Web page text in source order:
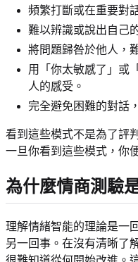
頻繁打斷或在重要對
難以辨識或說出自己
將問題歸咎於他人，
用「你太敏感了」或
人的感受。
完全避免困難的對話
看到這些模式不是為了評
一旦你看到這些模式，你
為什麼情商測驗
理解情緒智能的理論是一
另一回事。在沒有清晰了